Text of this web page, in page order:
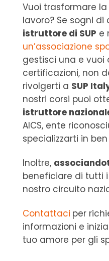
Vuoi trasformare
lavoro? Se sogni di
istruttore di SUP e
un’associazione
gestisci una e
certificazioni, non
rivolgerti a SUP
nostri corsi puoi
istruttore
AICS, ente
specializzarti in ben
Inoltre,
beneficiare di tutti
nostro circuito
Contattaci per
informazioni e
tuo amore per gli